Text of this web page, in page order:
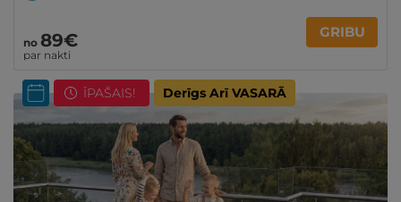
no 89€
par nakti
GRIBU
ĪPAŠAIS! Derīgs Arī VASARĀ